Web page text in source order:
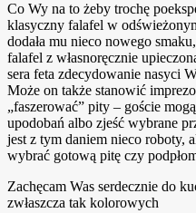
Co Wy na to żeby trochę
klasyczny falafel w
dodała mu nieco nowego
falafel z własnoręcznie
sera feta zdecydowanie nasyci
Może on także stanowić
„faszerować” pity – goście
upodobań albo zjeść wybrane
jest z tym daniem nieco roboty,
wybrać gotową pitę czy
Zachęcam Was serdecznie do
zwłaszcza tak kolorowych